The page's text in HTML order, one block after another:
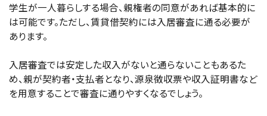
学生が一人暮らしする場合、親権者の同意があれば基本的に
は可能です。ただし、賃貸借契約には入居審査に通る必要が
あります。
入居審査では安定した収入がないと通らないこともあるた
め、親が契約者・支払者となり、源泉徴収票や収入証明書など
を用意することで審査に通りやすくなるでしょう。